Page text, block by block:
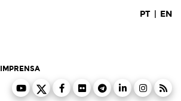
PT | EN
IMPRENSA